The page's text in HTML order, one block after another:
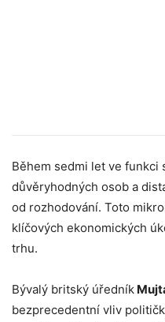
Během sedmi let ve funkci
důvěryhodných osob a
od rozhodování. Toto
klíčových ekonomických
trhu.
Bývalý britský úředník
bezprecedentní vliv